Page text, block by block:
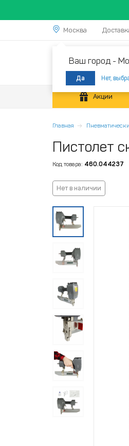
Москва
Ваш город -
Да Нет,
Акции
Главная
Пистолет
Код товара: 460.044237
Нет в наличии